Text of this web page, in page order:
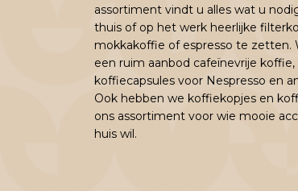
assortiment vindt u alles wat u
thuis of op het werk heerlijke
mokkakoffie of espresso te zetten.
een ruim aanbod cafeïnevrije koffie,
koffiecapsules voor Nespresso en
Ook hebben we koffiekopjes en
ons assortiment voor wie mooie
huis wil.